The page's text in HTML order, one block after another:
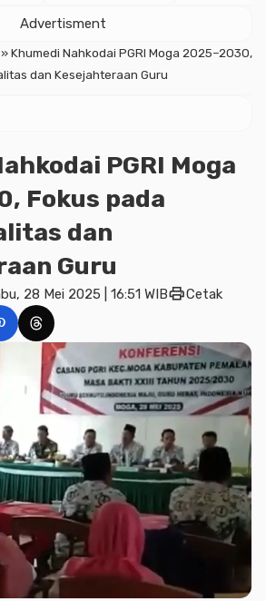
Advertisment
»Khumedi Nahkodai PGRI Moga 2025–2030,
dan Kesejahteraan Guru
PGRI Moga
Fokus pada
dan
Guru
28 Mei 2025 | 16:51 WIBprintCetak